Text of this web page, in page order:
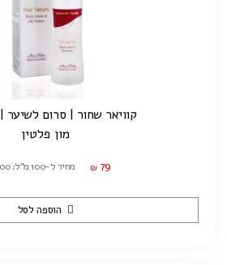
קוויאר שחור | סרום לשיער | 100 מ"ל
מון פלטין
₪ 79 מחיר ל-100 מ"ל: ₪79.00
הוספה לסל